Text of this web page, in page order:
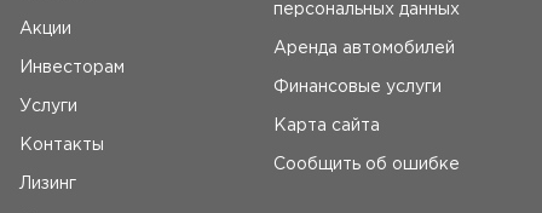
Акции
Инвесторам
Услуги
Контакты
Лизинг
персональных данных
Аренда автомобилей
Финансовые услуги
Карта сайта
Сообщить об ошибке